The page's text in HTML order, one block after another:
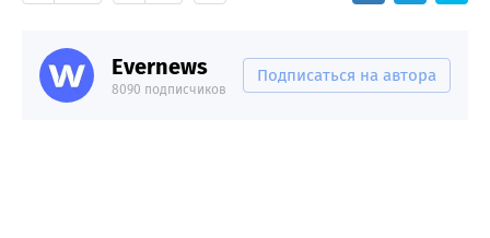
Evernews
8090 подписчиков
Подписаться на автора